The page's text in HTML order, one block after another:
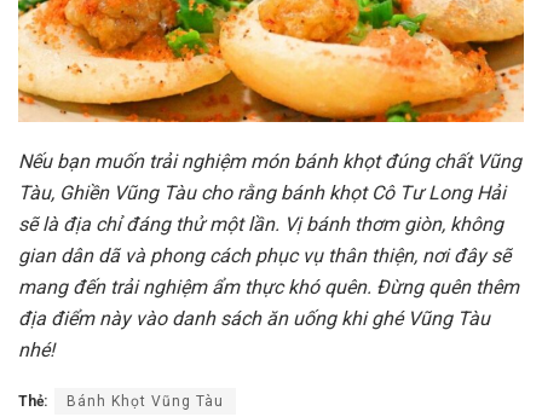
Nếu bạn muốn trải nghiệm món bánh khọt đúng chất Vũng
Tàu, Ghiền Vũng Tàu cho rằng bánh khọt Cô Tư Long Hải
sẽ là địa chỉ đáng thử một lần. Vị bánh thơm giòn, không
gian dân dã và phong cách phục vụ thân thiện, nơi đây sẽ
mang đến trải nghiệm ẩm thực khó quên. Đừng quên thêm
địa điểm này vào danh sách ăn uống khi ghé Vũng Tàu
nhé!
Thẻ: Bánh Khọt Vũng Tàu